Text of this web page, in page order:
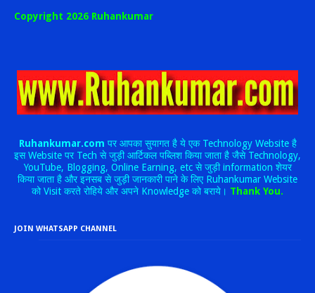
Copyright 2026 Ruhankumar
Ruhankumar.com पर आपका सुयागत है ये एक Technology Website है
इस Website पर Tech से जुड़ी आर्टिकल पब्लिश किया जाता है जैसे Technology,
YouTube, Blogging, Online Earning, etc से जुड़ी information शेयर
किया जाता है और इनसब से जुड़ी जानकारी पाने के लिए Ruhankumar Website
को Visit करते रोहिये और अपने Knowledge को बराये। Thank You.
JOIN WHATSAPP CHANNEL